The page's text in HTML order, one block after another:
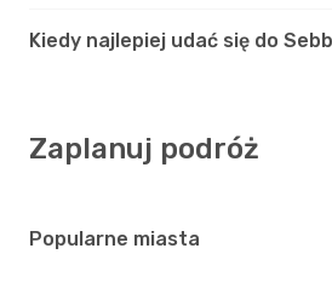
Kiedy najlepiej udać się do
Zaplanuj podróż
Popularne miasta